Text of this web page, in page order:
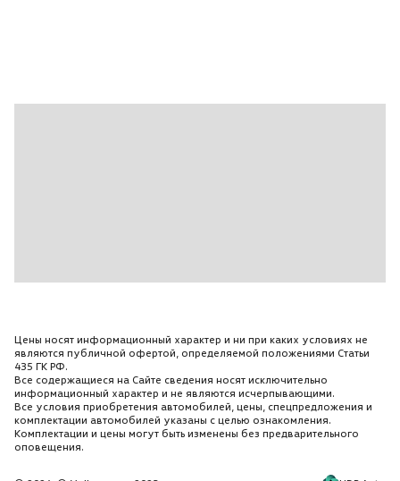
Цены носят информационный характер и ни при каких условиях не
являются публичной офертой, определяемой положениями Статьи
435 ГК РФ.
Все содержащиеся на Сайте сведения носят исключительно
информационный характер и не являются исчерпывающими.
Все условия приобретения автомобилей, цены, спецпредложения и
комплектации автомобилей указаны с целью ознакомления.
Комплектации и цены могут быть изменены без предварительного
оповещения.